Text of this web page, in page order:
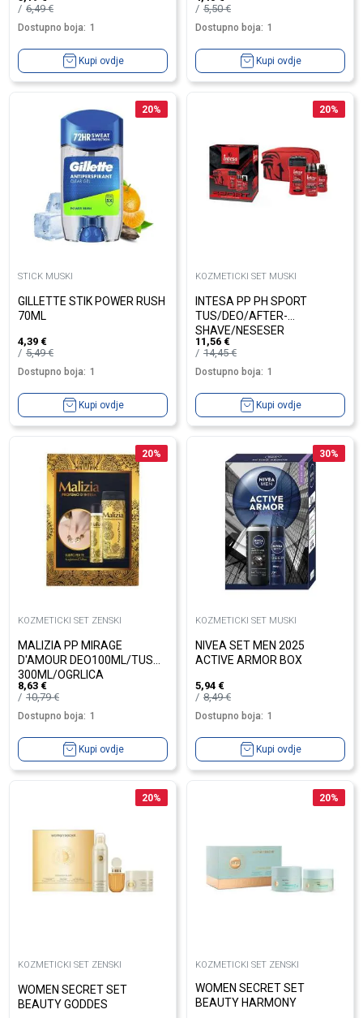
6,49€
Dostupno boja: 1
Kupi ovdje
5,50€
Dostupno boja: 1
Kupi ovdje
20%
STICK MUSKI
GILLETTE STIK POWER RUSH
70ML
4,39 €
5,49€
Dostupno boja: 1
Kupi ovdje
20%
KOZMETICKI SET MUSKI
INTESA PP PH SPORT
TUS/DEO/AFTER-
SHAVE/NESESER
11,56 €
14,45€
Dostupno boja: 1
Kupi ovdje
20%
KOZMETICKI SET ZENSKI
MALIZIA PP MIRAGE
D'AMOUR DEO100ML/TUS
300ML/OGRLICA
8,63 €
10,79€
Dostupno boja: 1
Kupi ovdje
30%
KOZMETICKI SET MUSKI
NIVEA SET MEN 2025
ACTIVE ARMOR BOX
5,94 €
8,49€
Dostupno boja: 1
Kupi ovdje
20%
KOZMETICKI SET ZENSKI
WOMEN SECRET SET
BEAUTY GODDES
20%
KOZMETICKI SET ZENSKI
WOMEN SECRET SET
BEAUTY HARMONY